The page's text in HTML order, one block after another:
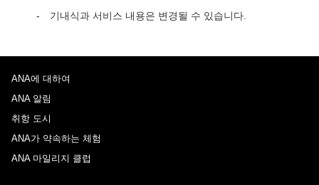
기내식과 서비스 내용은 변경될 수 있습니다.
ANA에 대하여
ANA 알림
취항 도시
ANA가 약속하는 체험
ANA 마일리지 클럽